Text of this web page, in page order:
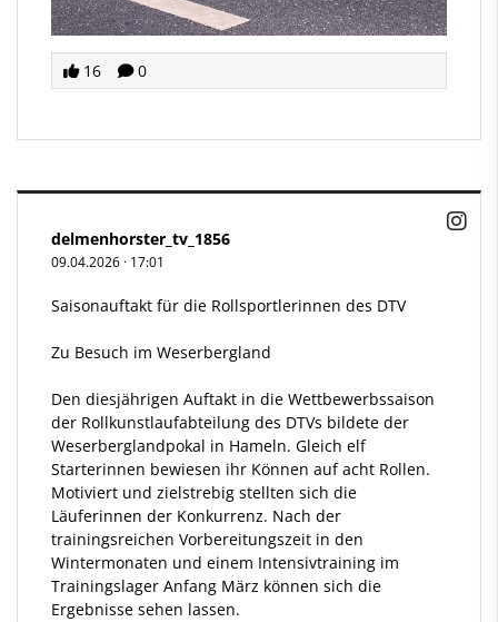
16 0
delmenhorster_tv_1856
09.04.2026 · 17:01
Saisonauftakt für die Rollsportlerinnen des DTV
Zu Besuch im Weserbergland
Den diesjährigen Auftakt in die Wettbewerbssaison
der Rollkunstlaufabteilung des DTVs bildete der
Weserberglandpokal in Hameln. Gleich elf
Starterinnen bewiesen ihr Können auf acht Rollen.
Motiviert und zielstrebig stellten sich die
Läuferinnen der Konkurrenz. Nach der
trainingsreichen Vorbereitungszeit in den
Wintermonaten und einem Intensivtraining im
Trainingslager Anfang März können sich die
Ergebnisse sehen lassen.